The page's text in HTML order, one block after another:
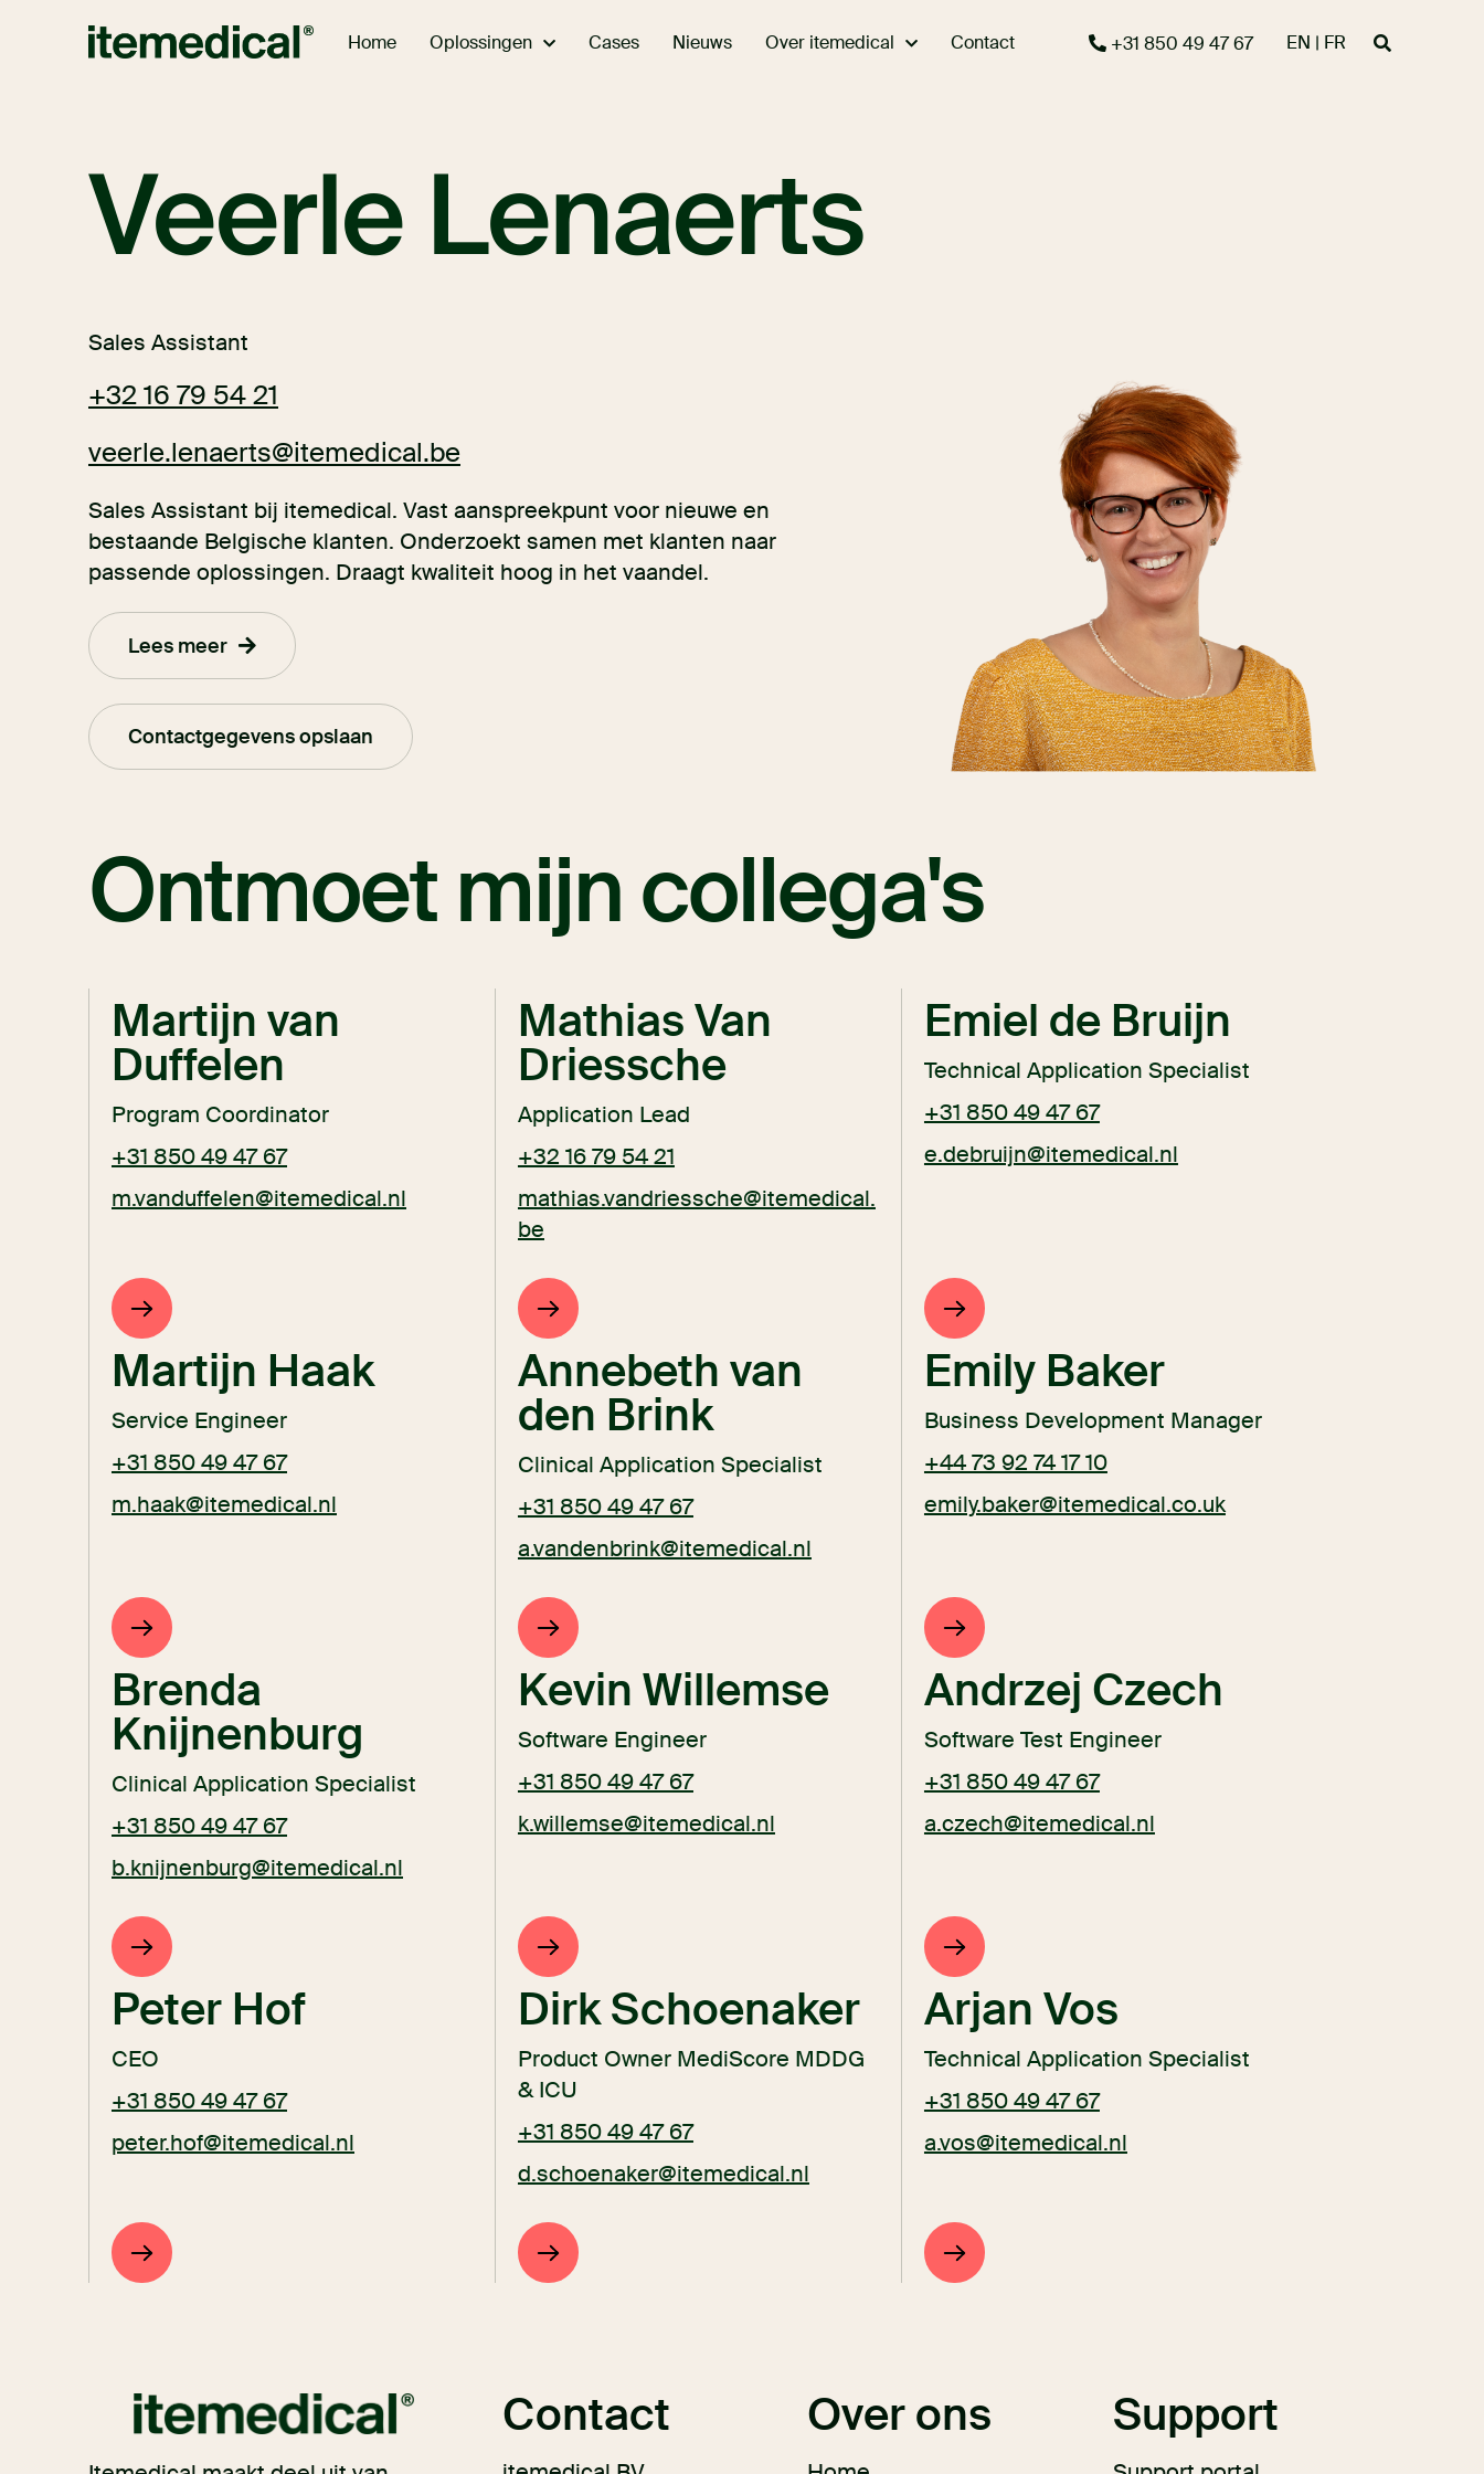
Home Oplossingen Cases Nieuws Over itemedical Contact +31 850 49 47 67 EN | FR
Veerle Lenaerts
Sales Assistant
+32 16 79 54 21
veerle.lenaerts@itemedical.be
Sales Assistant bij itemedical. Vast aanspreekpunt voor nieuwe en
bestaande Belgische klanten. Onderzoekt samen met klanten naar
passende oplossingen. Draagt kwaliteit hoog in het vaandel.
Lees meer
Contactgegevens opslaan
Ontmoet mijn collega's
Martijn van
Duffelen
Program Coordinator
+31 850 49 47 67
m.vanduffelen@itemedical.nl
Mathias Van
Driessche
Application Lead
+32 16 79 54 21
mathias.vandriessche@itemedical.
be
Emiel de Bruijn
Technical Application Specialist
+31 850 49 47 67
e.debruijn@itemedical.nl
Martijn Haak
Service Engineer
+31 850 49 47 67
m.haak@itemedical.nl
Annebeth van
den Brink
Clinical Application Specialist
+31 850 49 47 67
a.vandenbrink@itemedical.nl
Emily Baker
Business Development Manager
+44 73 92 74 17 10
emily.baker@itemedical.co.uk
Brenda
Knijnenburg
Clinical Application Specialist
+31 850 49 47 67
b.knijnenburg@itemedical.nl
Kevin Willemse
Software Engineer
+31 850 49 47 67
k.willemse@itemedical.nl
Andrzej Czech
Software Test Engineer
+31 850 49 47 67
a.czech@itemedical.nl
Peter Hof
CEO
+31 850 49 47 67
peter.hof@itemedical.nl
Dirk Schoenaker
Product Owner MediScore MDDG
& ICU
+31 850 49 47 67
d.schoenaker@itemedical.nl
Arjan Vos
Technical Application Specialist
+31 850 49 47 67
a.vos@itemedical.nl
Contact Over ons Support